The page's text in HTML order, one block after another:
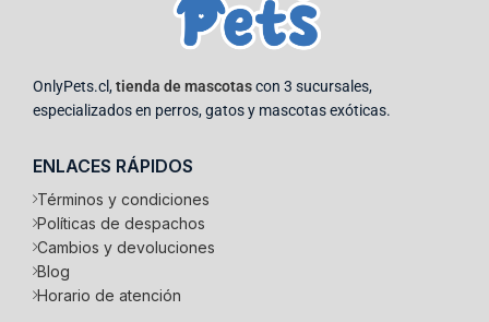
OnlyPets.cl,tienda de mascotascon 3 sucursales,
especializados en perros, gatos y mascotas exóticas.
ENLACES RÁPIDOS
Términos y condiciones
Políticas de despachos
Cambios y devoluciones
Blog
Horario de atención